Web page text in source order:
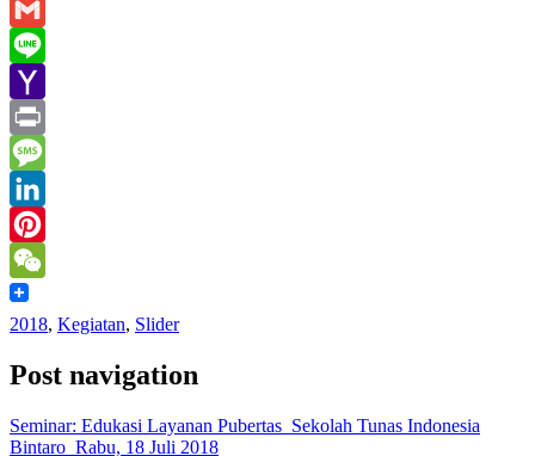
Email
Gmail
Line
Yahoo
Mail
Print
Message
LinkedIn
Pinterest
WeChat
2018, Kegiatan, Slider
Post navigation
Seminar: Edukasi Layanan Pubertas_Sekolah Tunas Indonesia
Bintaro_Rabu, 18 Juli 2018